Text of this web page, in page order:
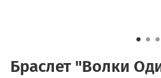
Браслет "Волки